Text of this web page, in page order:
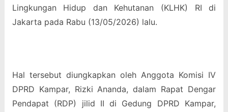
Lingkungan Hidup dan Kehutanan (KLHK) RI di
Jakarta pada Rabu (13/05/2026) lalu.
Hal tersebut diungkapkan oleh Anggota Komisi IV
DPRD Kampar, Rizki Ananda, dalam Rapat Dengar
Pendapat (RDP) jilid II di Gedung DPRD Kampar,